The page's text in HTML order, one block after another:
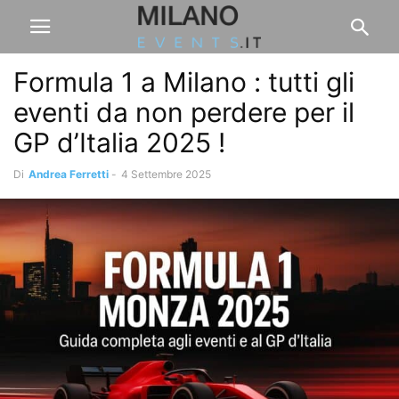
Formula 1 a Milano : tutti gli
eventi da non perdere per il
GP d’Italia 2025 !
Di Andrea Ferretti - 4 Settembre 2025